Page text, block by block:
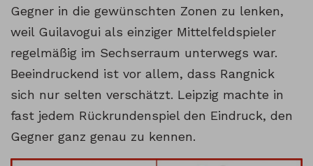
Gegner in die gewünschten Zonen zu lenken,
weil Guilavogui als einziger Mittelfeldspieler
regelmäßig im Sechserraum unterwegs war.
Beeindruckend ist vor allem, dass Rangnick
sich nur selten verschätzt. Leipzig machte in
fast jedem Rückrundenspiel den Eindruck, den
Gegner ganz genau zu kennen.